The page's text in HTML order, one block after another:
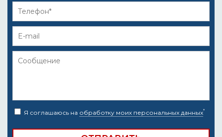
Я соглашаюсь на обработку моих персональных данных*